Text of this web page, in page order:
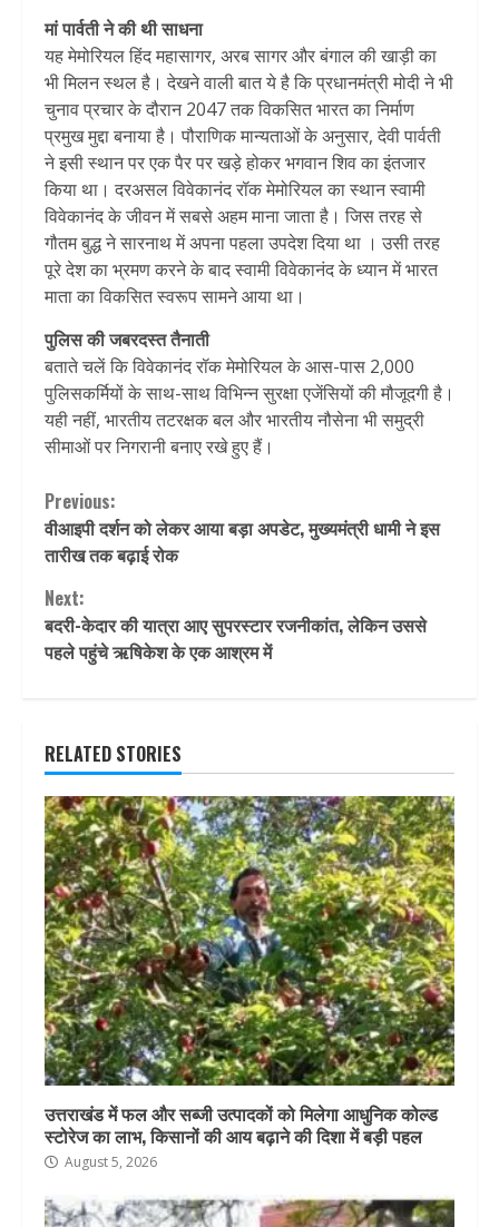
मां पार्वती ने की थी साधना
यह मेमोरियल हिंद महासागर, अरब सागर और बंगाल की खाड़ी का
भी मिलन स्थल है। देखने वाली बात ये है कि प्रधानमंत्री मोदी ने भी
चुनाव प्रचार के दौरान 2047 तक विकसित भारत का निर्माण
प्रमुख मुद्दा बनाया है। पौराणिक मान्यताओं के अनुसार, देवी पार्वती
ने इसी स्थान पर एक पैर पर खड़े होकर भगवान शिव का इंतजार
किया था। दरअसल विवेकानंद रॉक मेमोरियल का स्थान स्वामी
विवेकानंद के जीवन में सबसे अहम माना जाता है। जिस तरह से
गौतम बुद्ध ने सारनाथ में अपना पहला उपदेश दिया था । उसी तरह
पूरे देश का भ्रमण करने के बाद स्वामी विवेकानंद के ध्यान में भारत
माता का विकसित स्वरूप सामने आया था।
पुलिस की जबरदस्त तैनाती
बताते चलें कि विवेकानंद रॉक मेमोरियल के आस-पास 2,000
पुलिसकर्मियों के साथ-साथ विभिन्न सुरक्षा एजेंसियों की मौजूदगी है।
यही नहीं, भारतीय तटरक्षक बल और भारतीय नौसेना भी समुद्री
सीमाओं पर निगरानी बनाए रखे हुए हैं।
Continue
Reading
Previous:
वीआइपी दर्शन को लेकर आया बड़ा अपडेट, मुख्‍यमंत्री धामी ने इस
तारीख तक बढ़ाई रोक
Next:
बदरी-केदार की यात्रा आए सुपरस्टार रजनीकांत, लेकिन उससे
पहले पहुंचे ऋषिकेश के एक आश्रम में
RELATED STORIES
उत्तराखंड में फल और सब्जी उत्पादकों को मिलेगा आधुनिक कोल्ड
स्टोरेज का लाभ, किसानों की आय बढ़ाने की दिशा में बड़ी पहल
August 5, 2026